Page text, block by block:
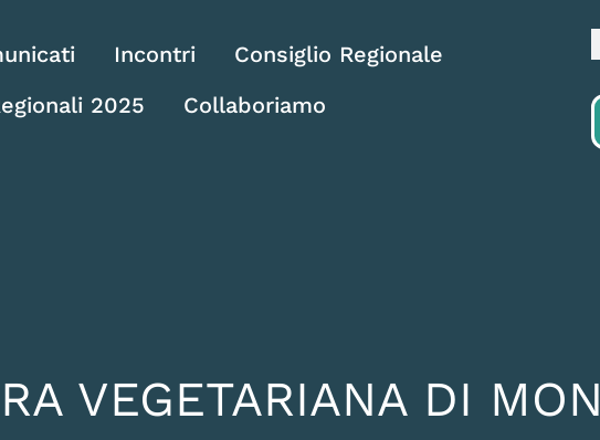
Incontri
Consiglio Regionale
2025
Collaboriamo
VEGETARIANA DI